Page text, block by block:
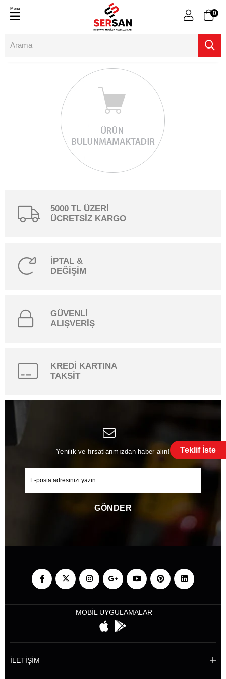
Teklif İste
0
Menu
5000 TL ÜZERİ
ÜCRETSİZ KARGO
İPTAL &
DEĞİŞİM
GÜVENLİ
ALIŞVERİŞ
KREDİ KARTINA
TAKSİT
Yenilik ve fırsatlarımızdan haber alın!
GÖNDER
MOBİL UYGULAMALAR
İLETİŞİM